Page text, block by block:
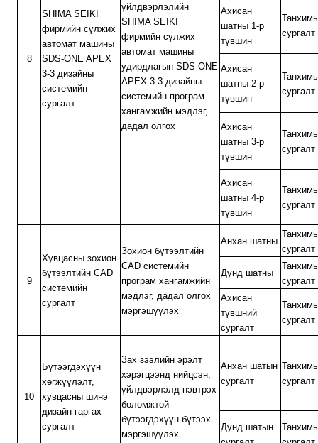
8
SHIMA SEIKI
фирмийн сүлжих
автомат машины
SDS-ONE APEX
3-3 дизайны
системийн
сургалт
үйлдвэрлэлийн
SHIMA SEIKI
фирмийн сүлжих
автомат машины
удирдлагын SDS-ONE
APEX 3-3 дизайны
системийн програм
хангамжийн мэдлэг,
дадал олгох
Ахисан
шатны 1-р
түвшин
сургалт
Ахисан
шатны 2-р
түвшин
сургалт
Ахисан
шатны 3-р
түвшин
сургалт
Ахисан
шатны 4-р
түвшин
сургалт
9
Хувцасны зохион
бүтээлтийн CAD
системийн
сургалт
Зохион бүтээлтийн
CAD системийн
програм хангамжийн
мэдлэг, дадал олгох
мэргэшүүлэх
Анхан шатны
сургалт
Дунд шатны
сургалт
Ахисан
түвшний
сургалт
сургалт
10
Бүтээгдэхүүн
хөгжүүлэлт,
хувцасны шинэ
дизайн гаргах
сургалт
Зах зээлийн эрэлт
хэрэгцээнд нийцсэн,
үйлдвэрлэлд нэвтрэх
боломжтой
бүтээгдэхүүн бүтээх
мэргэшүүлэх
Анхан шатын
сургалт
сургалт
Дунд шатын